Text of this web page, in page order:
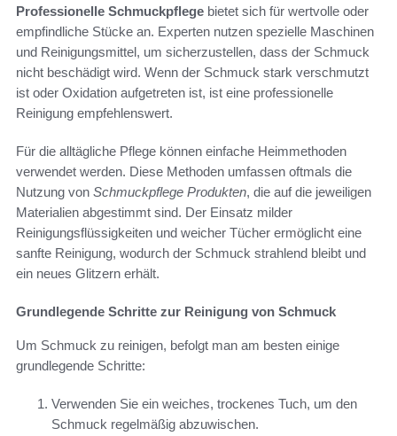
Professionelle Schmuckpflege bietet sich für wertvolle oder
empfindliche Stücke an. Experten nutzen spezielle Maschinen
und Reinigungsmittel, um sicherzustellen, dass der Schmuck
nicht beschädigt wird. Wenn der Schmuck stark verschmutzt
ist oder Oxidation aufgetreten ist, ist eine professionelle
Reinigung empfehlenswert.
Für die alltägliche Pflege können einfache Heimmethoden
verwendet werden. Diese Methoden umfassen oftmals die
Nutzung von Schmuckpflege Produkten, die auf die jeweiligen
Materialien abgestimmt sind. Der Einsatz milder
Reinigungsflüssigkeiten und weicher Tücher ermöglicht eine
sanfte Reinigung, wodurch der Schmuck strahlend bleibt und
ein neues Glitzern erhält.
Grundlegende Schritte zur Reinigung von Schmuck
Um Schmuck zu reinigen, befolgt man am besten einige
grundlegende Schritte:
Verwenden Sie ein weiches, trockenes Tuch, um den
Schmuck regelmäßig abzuwischen.